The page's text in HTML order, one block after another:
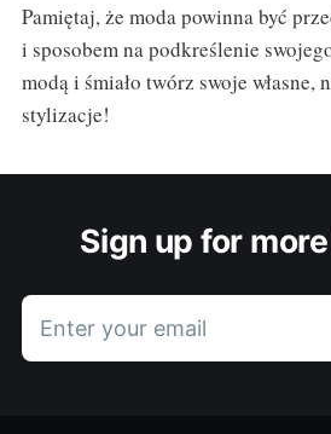
Pamiętaj, że moda powinna być
i sposobem na podkreślenie
modą i śmiało twórz swoje własne,
stylizacje!
Sign up for
Enter your email